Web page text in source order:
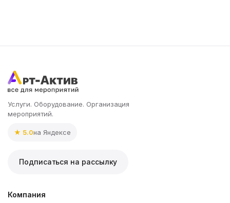
Услуги. Оборудование. Организация
мероприятий.
★ 5.0на Яндексе
Подписаться на рассылку
Компания